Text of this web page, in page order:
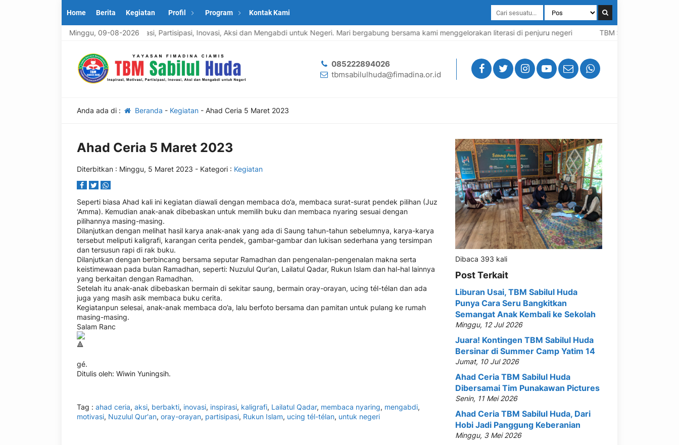
Home Berita Kegiatan Profil Program Kontak Kami
Minggu, 09-08-2026
TBM Sabilul Huda: Inspirasi, Motivasi, Partisipasi, Inovasi, Aksi dan Mengabdi untuk Negeri. Mari bergabung bersama kami menggelorakan literasi di penjuru negeri TBM Sabilul Huda:
085222894026
tbmsabilulhuda@fimadina.or.id
Anda ada di : Beranda - Kegiatan- Ahad Ceria 5 Maret 2023
Ahad Ceria 5 Maret 2023
Diterbitkan : Minggu, 5 Maret 2023 - Kategori : Kegiatan
Seperti biasa Ahad kali ini kegiatan diawali dengan membaca do’a, membaca surat-surat pendek pilihan (Juz
‘Amma). Kemudian anak-anak dibebaskan untuk memilih buku dan membaca nyaring sesuai dengan
pilihannya masing-masing.
Dilanjutkan dengan melihat hasil karya anak-anak yang ada di Saung tahun-tahun sebelumnya, karya-karya
tersebut meliputi kaligrafi, karangan cerita pendek, gambar-gambar dan lukisan sederhana yang tersimpan
dan tersusun rapi di rak buku.
Dilanjutkan dengan berbincang bersama seputar Ramadhan dan pengenalan-pengenalan makna serta
keistimewaan pada bulan Ramadhan, seperti: Nuzulul Qur’an, Lailatul Qadar, Rukun Islam dan hal-hal lainnya
yang berkaitan dengan Ramadhan.
Setelah itu anak-anak dibebaskan bermain di sekitar saung, bermain oray-orayan, ucing tél-télan dan ada
juga yang masih asik membaca buku cerita.
Kegiatanpun selesai, anak-anak membaca do’a, lalu berfoto bersama dan pamitan untuk pulang ke rumah
masing-masing.
Salam Ranc
gé.
Ditulis oleh: Wiwin Yuningsih.
Tag : ahad ceria, aksi, berbakti, inovasi, inspirasi, kaligrafi, Lailatul Qadar, membaca nyaring, mengabdi,
motivasi, Nuzulul Qur'an, oray-orayan, partisipasi, Rukun Islam, ucing tél-télan, untuk negeri
Dibaca 393 kali
Post Terkait
Liburan Usai, TBM Sabilul Huda
Punya Cara Seru Bangkitkan
Semangat Anak Kembali ke Sekolah
Minggu, 12 Jul 2026
Juara! Kontingen TBM Sabilul Huda
Bersinar di Summer Camp Yatim 14
Jumat, 10 Jul 2026
Ahad Ceria TBM Sabilul Huda
Dibersamai Tim Punakawan Pictures
Senin, 11 Mei 2026
Ahad Ceria TBM Sabilul Huda, Dari
Hobi Jadi Panggung Keberanian
Minggu, 3 Mei 2026